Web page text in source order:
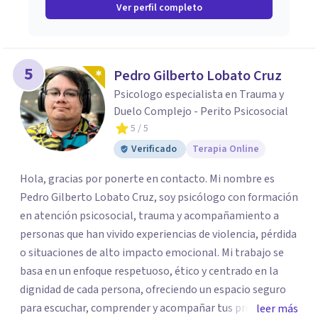
Ver perfil completo
5 Pedro Gilberto Lobato Cruz
Psicologo especialista en Trauma y
Duelo Complejo - Perito Psicosocial
5 / 5
Verificado
Terapia Online
Hola, gracias por ponerte en contacto. Mi nombre es
Pedro Gilberto Lobato Cruz, soy psicólogo con formación
en atención psicosocial, trauma y acompañamiento a
personas que han vivido experiencias de violencia, pérdida
o situaciones de alto impacto emocional. Mi trabajo se
basa en un enfoque respetuoso, ético y centrado en la
dignidad de cada persona, ofreciendo un espacio seguro
para escuchar, comprender y acompañar tus procesos
leer más